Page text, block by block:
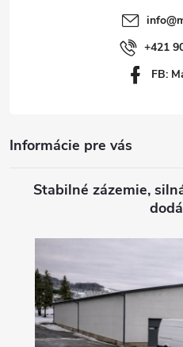
info@
+421
FB:
Informácie pre vás
Stabilné zázemie,